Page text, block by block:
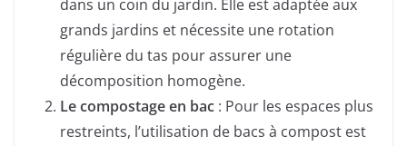
dans un coin du jardin. Elle est adaptée aux
grands jardins et nécessite une rotation
régulière du tas pour assurer une
décomposition homogène.
Le compostage en bac : Pour les espaces plus
restreints, l’utilisation de bacs à compost est